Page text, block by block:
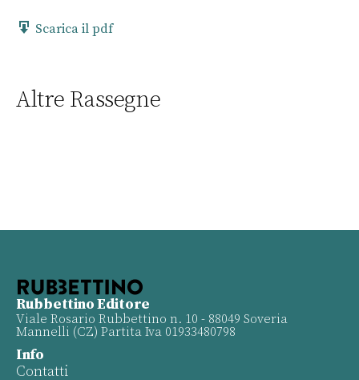
Scarica il pdf
Altre Rassegne
Rubbettino Editore
Viale Rosario Rubbettino n. 10 - 88049 Soveria
Mannelli (CZ) Partita Iva 01933480798
Info
Contatti